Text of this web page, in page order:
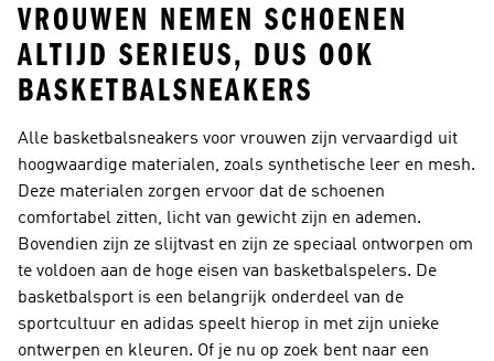
VROUWEN NEMEN SCHOENEN
ALTIJD SERIEUS, DUS OOK
BASKETBALSNEAKERS
Alle basketbalsneakers voor vrouwen zijn vervaardigd uit
hoogwaardige materialen, zoals synthetische leer en mesh.
Deze materialen zorgen ervoor dat de schoenen
comfortabel zitten, licht van gewicht zijn en ademen.
Bovendien zijn ze slijtvast en zijn ze speciaal ontworpen om
te voldoen aan de hoge eisen van basketbalspelers. De
basketbalsport is een belangrijk onderdeel van de
sportcultuur en adidas speelt hierop in met zijn unieke
ontwerpen en kleuren. Of je nu op zoek bent naar een